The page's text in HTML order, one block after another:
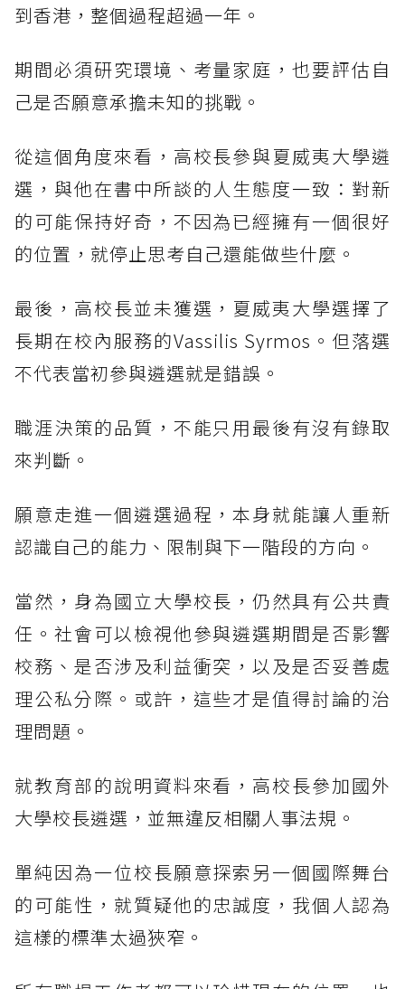
到香港，整個過程超過一年。
期間必須研究環境、考量家庭，也要評估自
己是否願意承擔未知的挑戰。
從這個角度來看，高校長參與夏威夷大學遴
選，與他在書中所談的人生態度一致：對新
的可能保持好奇，不因為已經擁有一個很好
的位置，就停止思考自己還能做些什麼。
最後，高校長並未獲選，夏威夷大學選擇了
長期在校內服務的Vassilis Syrmos。但落選
不代表當初參與遴選就是錯誤。
職涯決策的品質，不能只用最後有沒有錄取
來判斷。
願意走進一個遴選過程，本身就能讓人重新
認識自己的能力、限制與下一階段的方向。
當然，身為國立大學校長，仍然具有公共責
任。社會可以檢視他參與遴選期間是否影響
校務、是否涉及利益衝突，以及是否妥善處
理公私分際。或許，這些才是值得討論的治
理問題。
就教育部的說明資料來看，高校長參加國外
大學校長遴選，並無違反相關人事法規。
單純因為一位校長願意探索另一個國際舞台
的可能性，就質疑他的忠誠度，我個人認為
這樣的標準太過狹窄。